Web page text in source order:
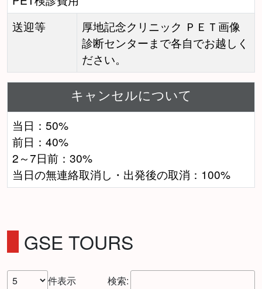
送迎等
厚地記念クリニック ＰＥＴ画像
診断センターまで各自でお越しく
ださい。
キャンセルについて
当日：50%
前日：40%
2～7日前：30%
当日の無連絡取消し・出発後の取消：100%
GSE TOURS
件表示
検索: